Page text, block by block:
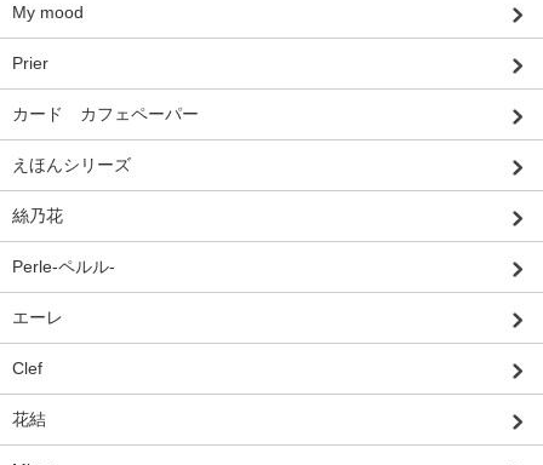
My mood
Prier
カード カフェペーパー
えほんシリーズ
絲乃花
Perle-ペルル-
エーレ
Clef
花結